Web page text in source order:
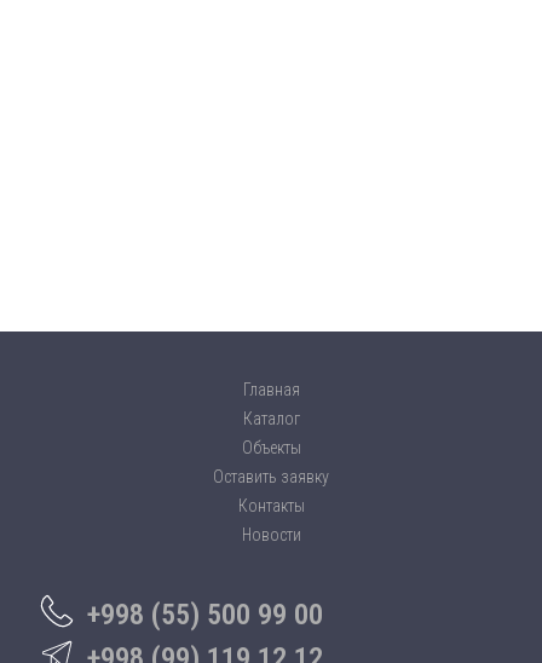
Главная
Каталог
Объекты
Оставить заявку
Контакты
Новости
+998 (55) 500 99 00